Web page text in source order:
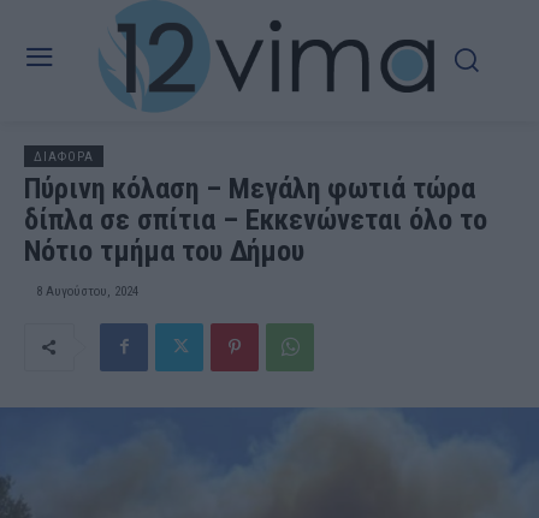
ΔΙΑΦΟΡΑ
Πύρινη κόλαση – Μεγάλη φωτιά τώρα
δίπλα σε σπίτια – Εκκενώνεται όλο το
Νότιο τμήμα του Δήμου
8 Αυγούστου, 2024